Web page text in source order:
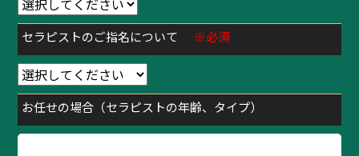
セラピストのご指名について ※必須
お任せの場合（セラピストの年齢、タイプ）